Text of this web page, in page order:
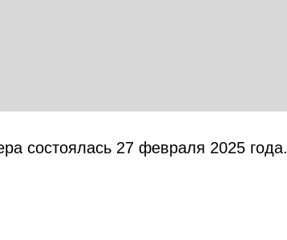
состоялась 27 февраля 2025 года.